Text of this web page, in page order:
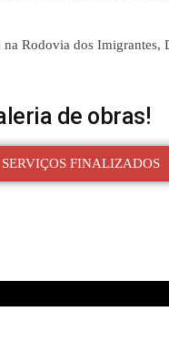
Rodovia dos Imigrantes,
de obras!
SERVIÇOS FINALIZADOS